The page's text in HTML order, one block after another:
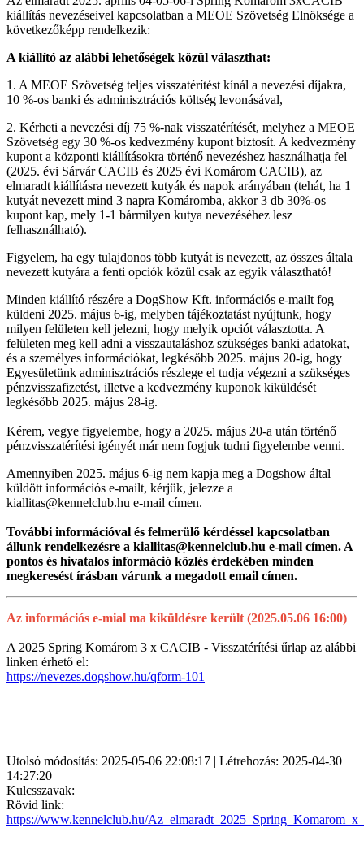
kiállítás nevezéseivel kapcsolatban a MEOE Szövetség Elnöksége a
következőképp rendelkezik:
A kiállító az alábbi lehetőségek közül választhat:
1. A MEOE Szövetség teljes visszatérítést kínál a nevezési díjakra,
10 %-os banki és adminisztrációs költség levonásával,
2. Kérheti a nevezési díj 75 %-nak visszatérítését, melyhez a MEOE
Szövetség egy 30 %-os kedvezmény kupont biztosít. A kedvezmény
kupont a központi kiállításokra történő nevezéshez használhatja fel
(2025. évi Sárvár CACIB és 2025 évi Komárom CACIB), az
elmaradt kiállításra nevezett kutyák és napok arányában (tehát, ha 1
kutyát nevezett mind 3 napra Komáromba, akkor 3 db 30%-os
kupont kap, mely 1-1 bármilyen kutya nevezéséhez lesz
felhasználható).
Figyelem, ha egy tulajdonos több kutyát is nevezett, az összes általa
nevezett kutyára a fenti opciók közül csak az egyik választható!
Minden kiállító részére a DogShow Kft. információs e-mailt fog
küldeni 2025. május 6-ig, melyben tájékoztatást nyújtunk, hogy
milyen felületen kell jelezni, hogy melyik opciót választotta. A
felületen meg kell adni a visszautaláshoz szükséges banki adatokat,
és a személyes információkat, legkésőbb 2025. május 20-ig, hogy
Egyesületünk adminisztrációs részlege el tudja végezni a szükséges
pénzvisszafizetést, illetve a kedvezmény kuponok kiküldését
legkésőbb 2025. május 28-ig.
Kérem, vegye figyelembe, hogy a 2025. május 20-a után történő
pénzvisszatérítési igényét már nem fogjuk tudni figyelembe venni.
Amennyiben 2025. május 6-ig nem kapja meg a Dogshow által
küldött információs e-mailt, kérjük, jelezze a
kiallitas@kennelclub.hu e-mail címen.
További információval és felmerülő kérdéssel kapcsolatban
állunk rendelkezésre a kiallitas@kennelclub.hu e-mail címen. A
pontos és hivatalos információ közlés érdekében minden
megkeresést írásban várunk a megadott email címen.
Az információs e-mial ma kiküldésre került (2025.05.06 16:00)
A 2025 Spring Komárom 3 x CACIB - Visszatérítési űrlap az alábbi
linken érhető el:
https://nevezes.dogshow.hu/qform-101
Utolsó módosítás: 2025-05-06 22:08:17 | Létrehozás: 2025-04-30
14:27:20
Kulcsszavak:
Rövid link:
https://www.kennelclub.hu/